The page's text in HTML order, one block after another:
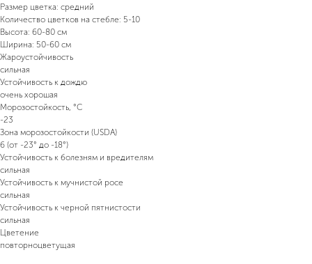
Размер цветка: средний
Количество цветков на стебле: 5-10
Высота: 60-80 см
Ширина: 50-60 см
Жароустойчивость
сильная
Устойчивость к дождю
очень хорошая
Морозостойкость, °C
-23
Зона морозостойкости (USDA)
6 (от -23° до -18°)
Устойчивость к болезням и вредителям
сильная
Устойчивость к мучнистой росе
сильная
Устойчивость к черной пятнистости
сильная
Цветение
повторноцветущая